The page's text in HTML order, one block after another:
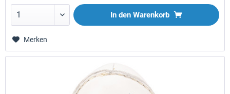
In den Warenkorb
Merken